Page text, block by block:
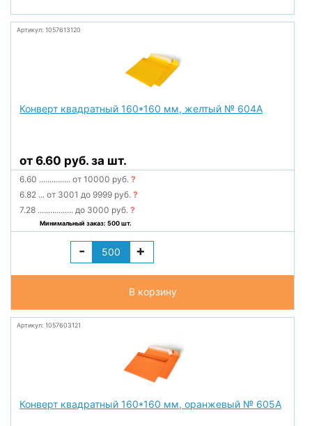
Артикул: 1057613120
Конверт квадратный 160*160 мм, желтый № 604А
от 6.60 руб. за шт.
6.60 ............... от 10000 руб.?
6.82 ... от 3001 до 9999 руб.?
7.28 ................. до 3000 руб.?
Минимальный заказ: 500 шт.
- +
В корзину
Артикул: 1057603121
Конверт квадратный 160*160 мм, оранжевый № 605А